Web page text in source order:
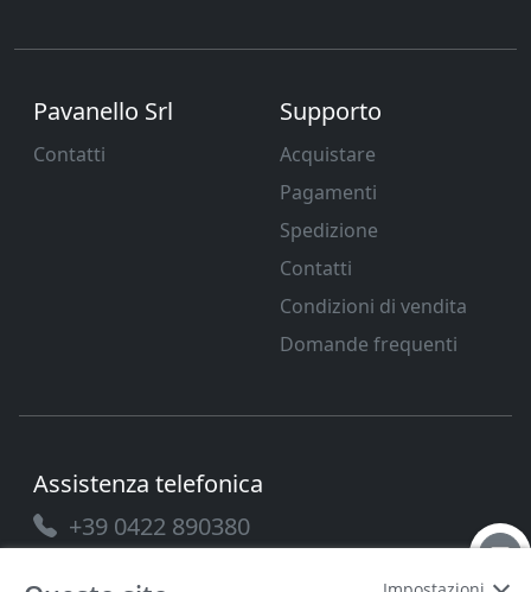
Pavanello Srl
Contatti
Supporto
Acquistare
Pagamenti
Spedizione
Contatti
Condizioni di vendita
Domande frequenti
Assistenza telefonica
+39 0422 890380